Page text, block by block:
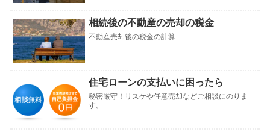
相続後の不動産の売却の税金
不動産売却後の税金の計算
住宅ローンの支払いに困ったら
秘密厳守！リスケや任意売却などご相談にのりま
す。